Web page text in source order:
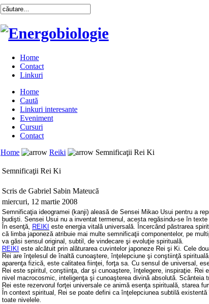
Home
Contact
Linkuri
Home
Caută
Linkuri interesante
Eveniment
Cursuri
Contact
Home
Reiki Semnificaţii Rei Ki
Semnificaţii Rei Ki
Scris de Gabriel Sabin Mateucă
miercuri, 12 martie 2008
Semnificaţia ideogramei (kanji) aleasă de Sensei Mikao Usui pentru a
budişti. Sensei Usui nu a inventat termenul, acesta regăsindu-se în texte
În esenţă,
REIKI este energia vitală universală. Încercând păstrarea
că limba japoneză atribuie mai multe semnificaţii componentelor, pe
va găsi sensul original, subtil, de vindecare şi evoluţie spirituală.
REIKI este alcătuit prin alăturarea cuvintelor japoneze Rei şi Ki. Cele
Rei are înţelesul de înaltă cunoaştere, înţelepciune şi conştiinţă
aparenţa fizică, este calitatea fiinţei, forţa sa. Cu sensul de universal,
Rei este spiritul, conştiinţa, dar şi cunoaştere, înţelegere, inspiraţie.
nivel macrocosmic, inteligenţa şi cunoaşterea divină absolută. Scânteia
Rei este rezervorul forţei universale ce animă esenţa spirituală, starea
În context spiritual, Rei se poate defini ca înţelepciunea subtilă
toate nivelele.